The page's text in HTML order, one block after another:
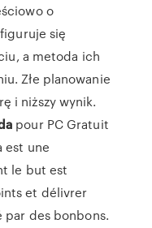
o
się
a metoda ich
Złe planowanie
i niższy wynik.
pour PC Gratuit
est une
le but est
et délivrer
par des bonbons.